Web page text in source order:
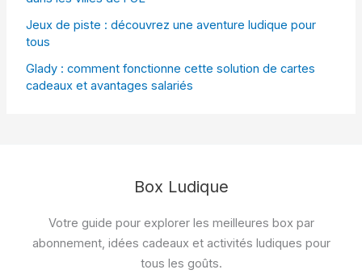
Jeux de piste : découvrez une aventure ludique pour
tous
Glady : comment fonctionne cette solution de cartes
cadeaux et avantages salariés
Box Ludique
Votre guide pour explorer les meilleures box par
abonnement, idées cadeaux et activités ludiques pour
tous les goûts.